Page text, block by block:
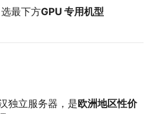
最下方GPU 专用机型
独立服务器，是欧洲地区性价